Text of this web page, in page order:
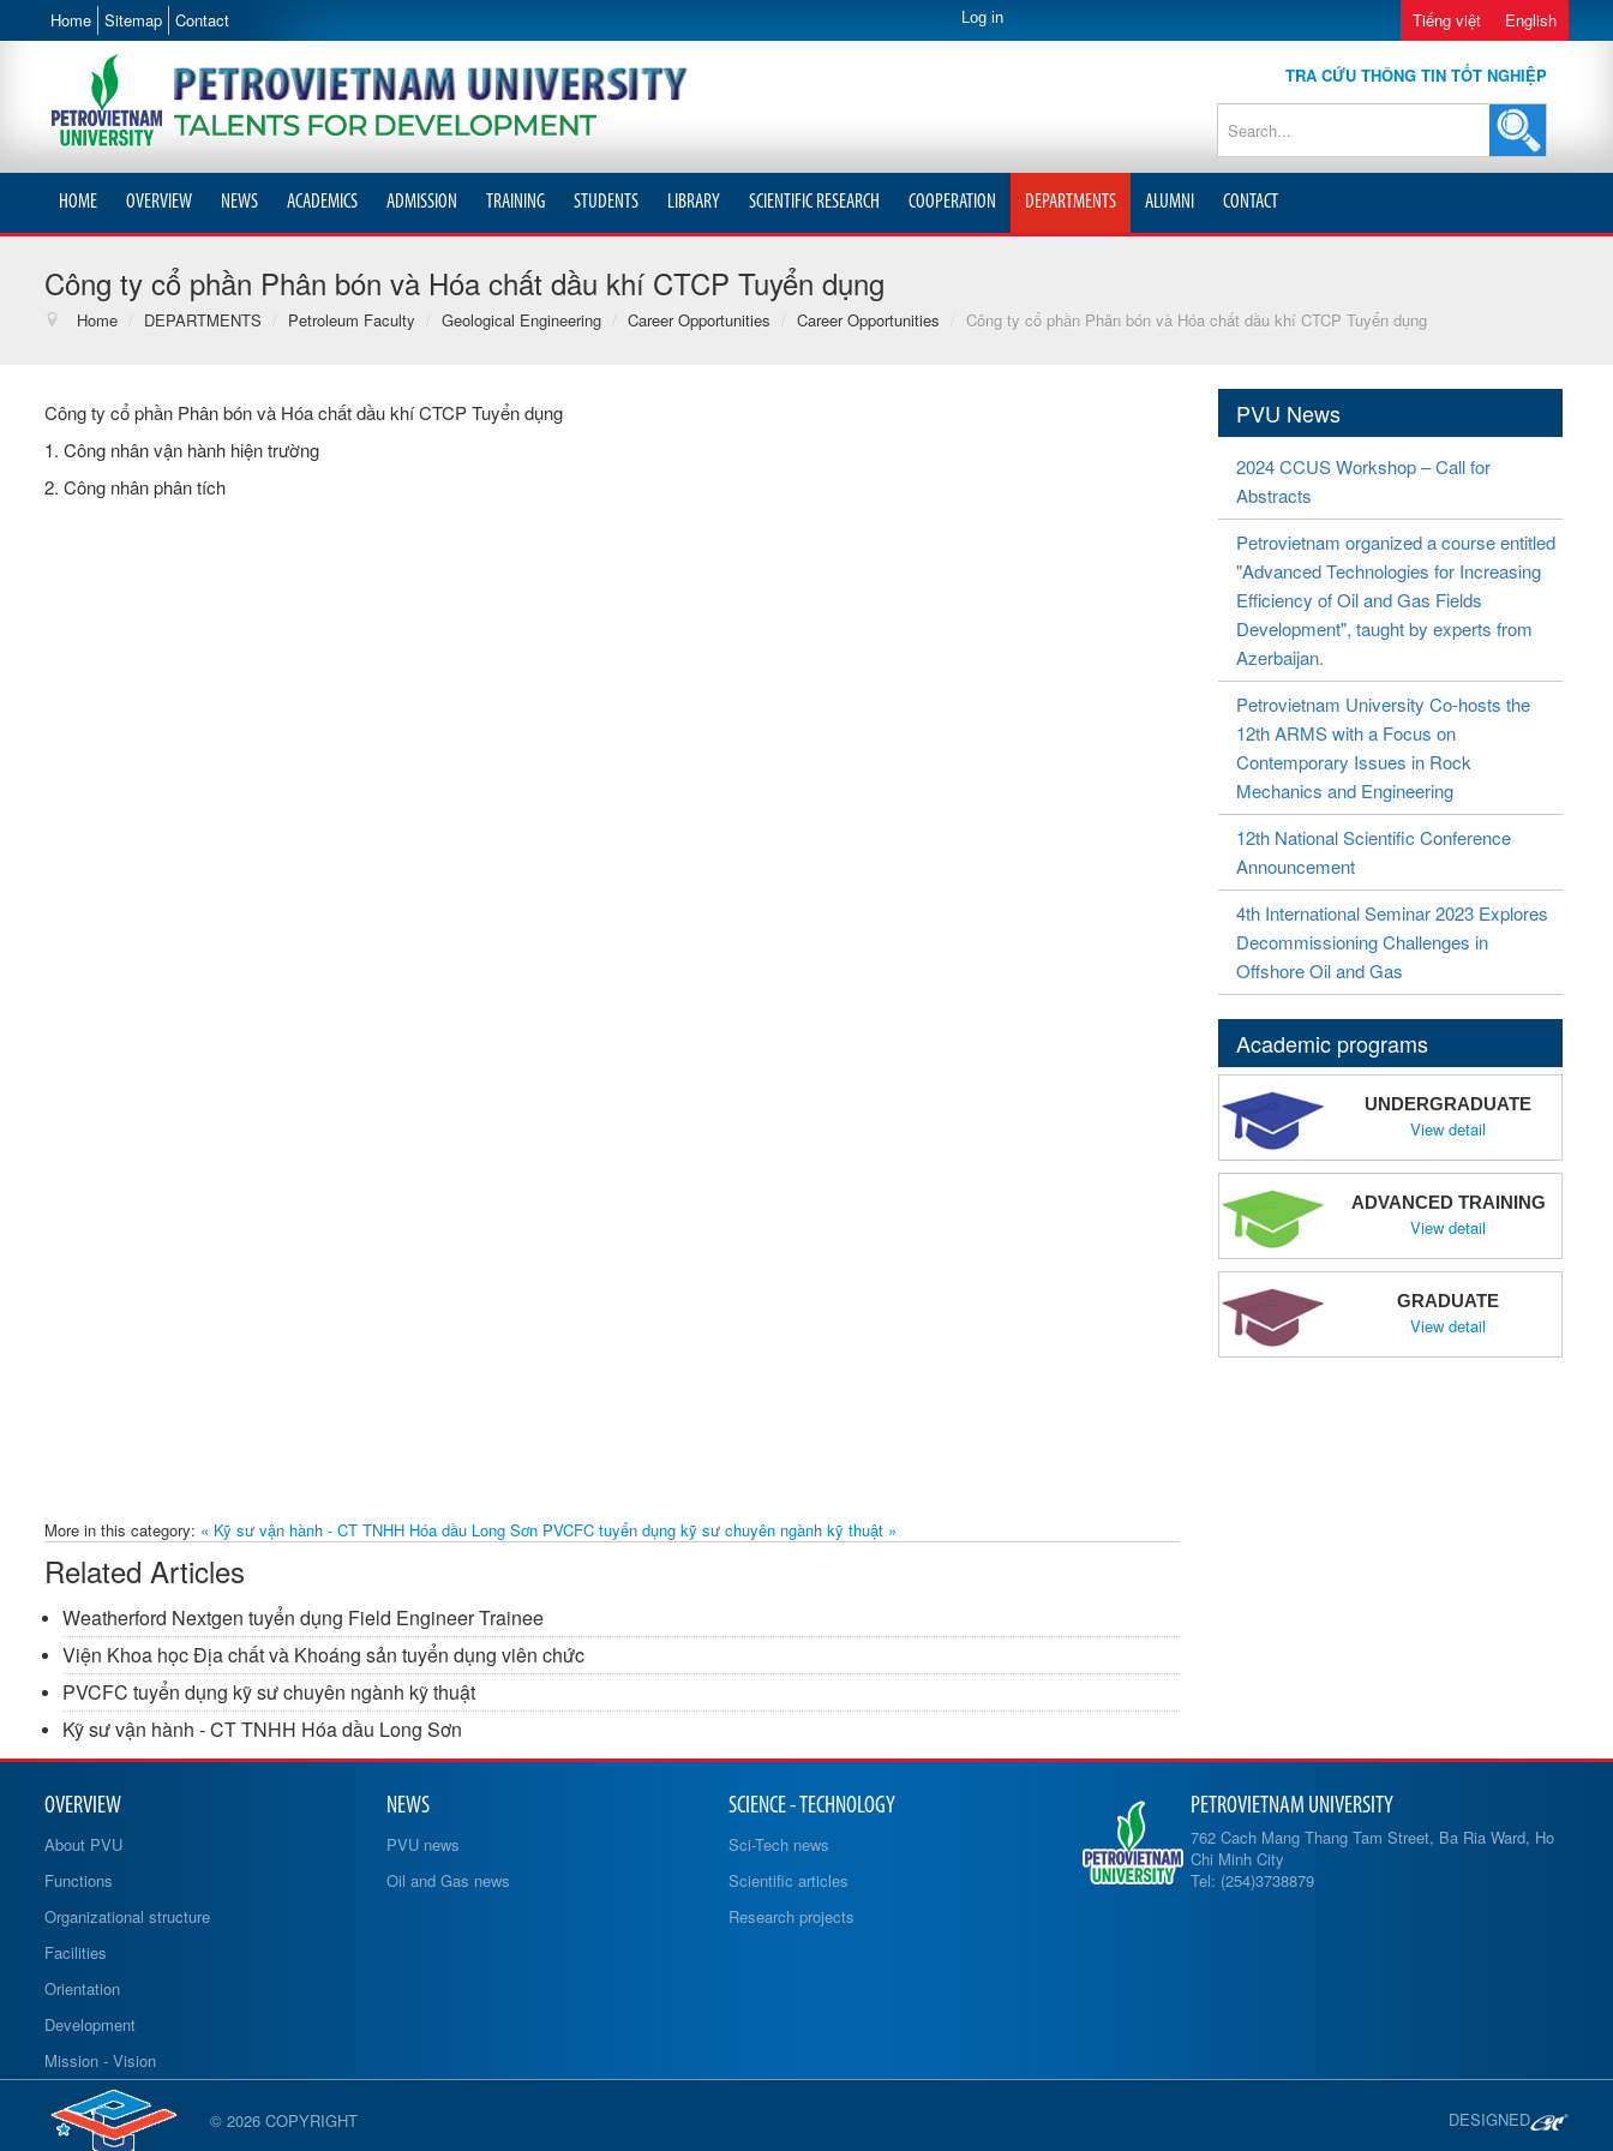
Home Sitemap Contact Log in Tiếng việt English
TRA CỨU THÔNG TIN TỐT NGHIỆP
HOME OVERVIEW NEWS ACADEMICS ADMISSION TRAINING STUDENTS LIBRARY SCIENTIFIC RESEARCH COOPERATION DEPARTMENTS ALUMNI CONTACT
Công ty cổ phần Phân bón và Hóa chất dầu khí CTCP Tuyển dụng
Home / DEPARTMENTS / Petroleum Faculty / Geological Engineering / Career Opportunities / Career Opportunities / Công ty cổ phần Phân bón và Hóa chất dầu khí CTCP Tuyển dụng
Công ty cổ phần Phân bón và Hóa chất dầu khí CTCP Tuyển dụng
1. Công nhân vận hành hiện trường
2. Công nhân phân tích
More in this category: « Kỹ sư vận hành - CT TNHH Hóa dầu Long Sơn PVCFC tuyển dụng kỹ sư chuyên ngành kỹ thuật »
Related Articles
Weatherford Nextgen tuyển dụng Field Engineer Trainee
Viện Khoa học Địa chất và Khoáng sản tuyển dụng viên chức
PVCFC tuyển dụng kỹ sư chuyên ngành kỹ thuật
Kỹ sư vận hành - CT TNHH Hóa dầu Long Sơn
PVU News
2024 CCUS Workshop – Call for
Abstracts
Petrovietnam organized a course entitled
"Advanced Technologies for Increasing
Efficiency of Oil and Gas Fields
Development", taught by experts from
Azerbaijan.
Petrovietnam University Co-hosts the
12th ARMS with a Focus on
Contemporary Issues in Rock
Mechanics and Engineering
12th National Scientific Conference
Announcement
4th International Seminar 2023 Explores
Decommissioning Challenges in
Offshore Oil and Gas
Academic programs
UNDERGRADUATE
View detail
ADVANCED TRAINING
View detail
GRADUATE
View detail
OVERVIEW
About PVU
Functions
Organizational structure
Facilities
Orientation
Development
Mission - Vision
NEWS
PVU news
Oil and Gas news
SCIENCE - TECHNOLOGY
Sci-Tech news
Scientific articles
Research projects
PETROVIETNAM UNIVERSITY
762 Cach Mang Thang Tam Street, Ba Ria Ward, Ho
Chi Minh City
Tel: (254)3738879
© 2026 COPYRIGHT DESIGNED